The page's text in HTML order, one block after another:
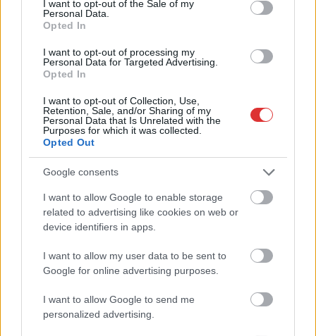
I want to opt-out of the Sale of my
Personal Data.
Opted In
I want to opt-out of processing my
Personal Data for Targeted Advertising.
Opted In
I want to opt-out of Collection, Use,
Retention, Sale, and/or Sharing of my
Personal Data that Is Unrelated with the
Purposes for which it was collected.
Opted Out
Google consents
I want to allow Google to enable storage
related to advertising like cookies on web or
device identifiers in apps.
I want to allow my user data to be sent to
Google for online advertising purposes.
I want to allow Google to send me
personalized advertising.
száz elbocsátott dolgozón segítene
polgármestere. A tószegi kerékpárgyár bezárása után
közzétett felhívásának célja, hogy...